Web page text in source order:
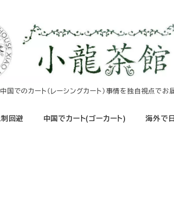
でのカート（レーシングカート）事情を独自視点でお
回避 中国でカート(ゴーカート) 海外で